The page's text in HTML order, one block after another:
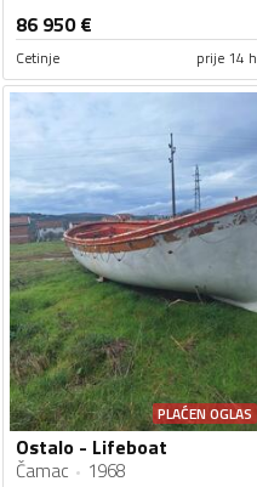
86 950€
Cetinje prije 14 h
PLAĆEN OGLAS
Ostalo - Lifeboat
Čamac 1968